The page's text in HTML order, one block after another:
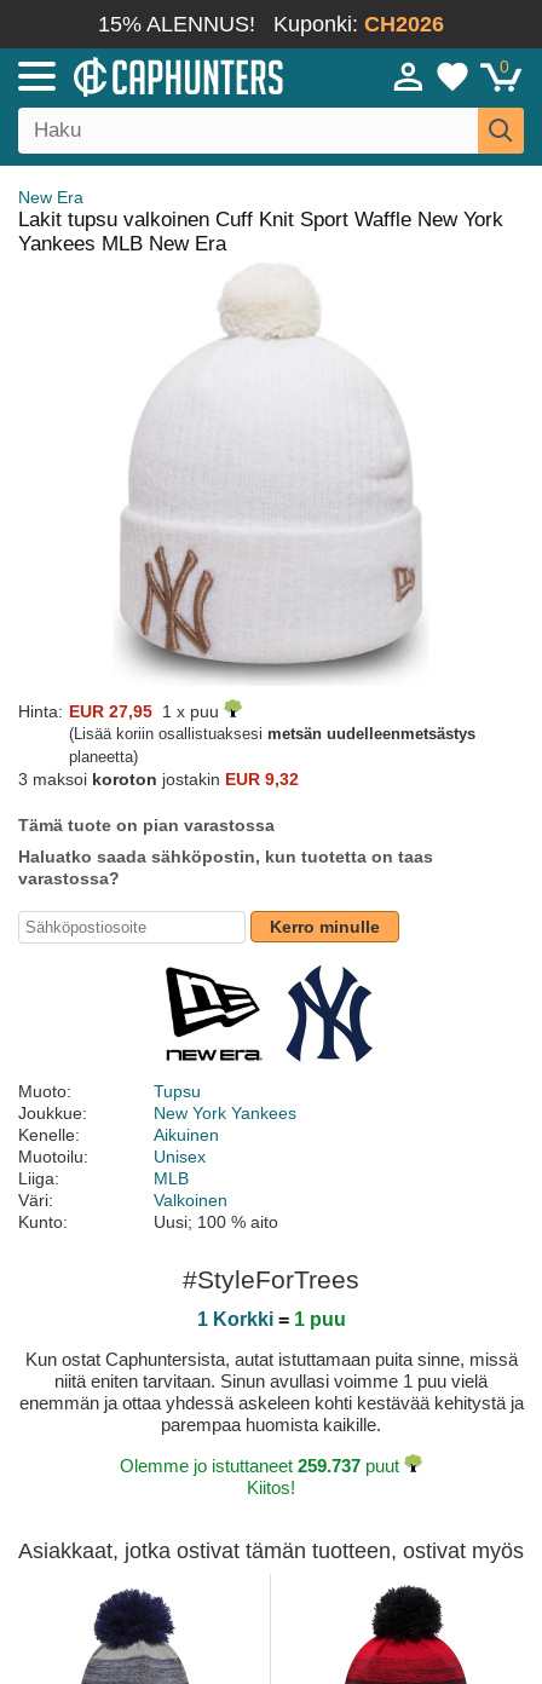
15% ALENNUS! Kuponki: CH2026
0
New Era
Lakit tupsu valkoinen Cuff Knit Sport Waffle New York
Yankees MLB New Era
Hinta: EUR 27,95 1 x puu
(Lisää koriin osallistuaksesi metsän uudelleenmetsästys
planeetta)
3 maksoi koroton jostakin EUR 9,32
Tämä tuote on pian varastossa
Haluatko saada sähköpostin, kun tuotetta on taas
varastossa?
Kerro minulle
Muoto:
Tupsu
Joukkue:
New York Yankees
Kenelle:
Aikuinen
Muotoilu:
Unisex
Liiga:
MLB
Väri:
Valkoinen
Kunto:
Uusi; 100 % aito
#StyleForTrees
1 Korkki= 1 puu
Kun ostat Caphuntersista, autat istuttamaan puita sinne, missä
niitä eniten tarvitaan. Sinun avullasi voimme 1 puu vielä
enemmän ja ottaa yhdessä askeleen kohti kestävää kehitystä ja
parempaa huomista kaikille.
Olemme jo istuttaneet 259.737 puut
Kiitos!
Asiakkaat, jotka ostivat tämän tuotteen, ostivat myös